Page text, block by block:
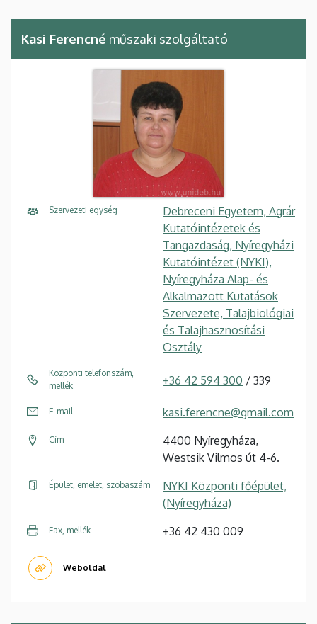
Kasi Ferencné műszaki szolgáltató
Szervezeti egység
Debreceni Egyetem, Agrár
Kutatóintézetek és
Tangazdaság, Nyíregyházi
Kutatóintézet (NYKI),
Nyíregyháza Alap- és
Alkalmazott Kutatások
Szervezete, Talajbiológiai
és Talajhasznosítási
Osztály
Központi telefonszám,
mellék
+36 42 594 300 / 339
E-mail kasi.ferencne@gmail.com
Cím
4400 Nyíregyháza,
Westsik Vilmos út 4-6.
Épület, emelet, szobaszám
NYKI Központi főépület,
(Nyíregyháza)
Fax, mellék +36 42 430 009
Weboldal